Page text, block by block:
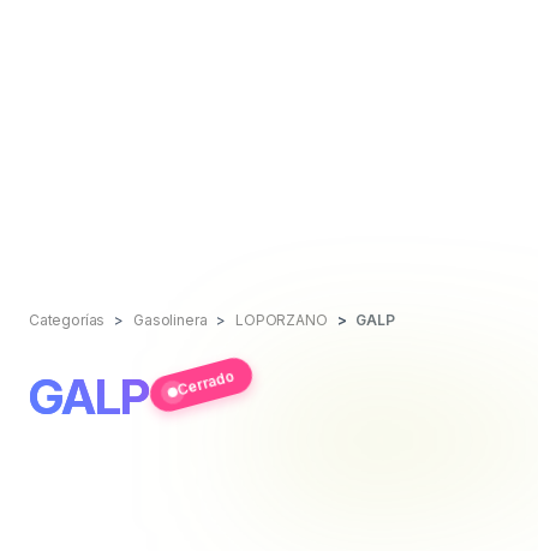
Categorías Gasolinera LOPORZANO GALP
GALP Cerrado